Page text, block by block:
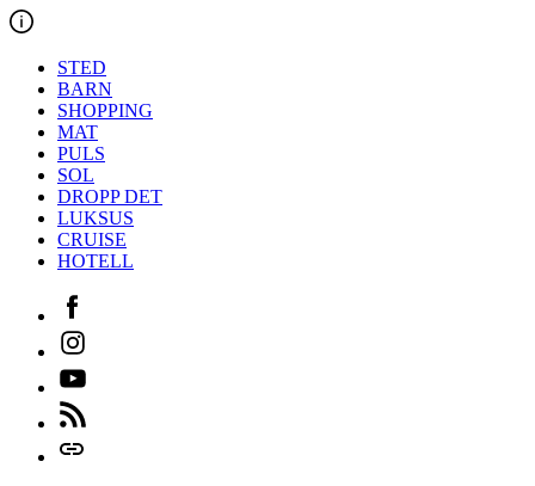
Hopp
til
innholdetSTED
BARN
SHOPPING
MAT
PULS
SOL
DROPP DET
LUKSUS
CRUISE
HOTELL
Facebook
Instagram
Youtube
Feed
Login